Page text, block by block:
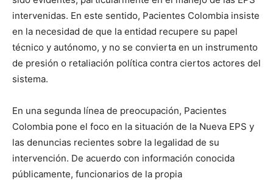
intervenidas. En este sentido, Pacientes Colombia insiste
en la necesidad de que la entidad recupere su papel
técnico y autónomo, y no se convierta en un instrumento
de presión o retaliación política contra ciertos actores del
sistema.
En una segunda línea de preocupación, Pacientes
Colombia pone el foco en la situación de la Nueva EPS y
las denuncias recientes sobre la legalidad de su
intervención. De acuerdo con información conocida
públicamente, funcionarios de la propia